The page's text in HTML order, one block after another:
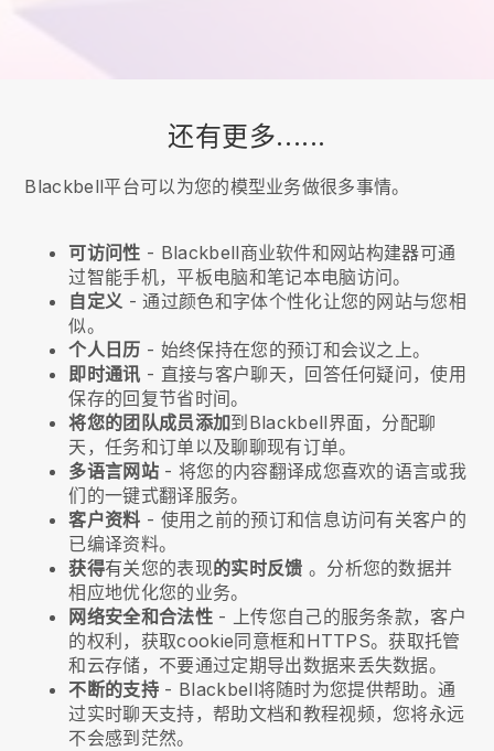
还有更多......
Blackbell平台可以为您的模型业务做很多事情。
可访问性 - Blackbell商业软件和网站构建器可通
过智能手机，平板电脑和笔记本电脑访问。
自定义 - 通过颜色和字体个性化让您的网站与您相
似。
个人日历 - 始终保持在您的预订和会议之上。
即时通讯 - 直接与客户聊天，回答任何疑问，使用
保存的回复节省时间。
将您的团队成员添加到 Blackbell界面，分配聊
天，任务和订单以及聊聊现有订单。
多语言网站 - 将您的内容翻译成您喜欢的语言或我
们的一键式翻译服务。
客户资料 - 使用之前的预订和信息访问有关客户的
已编译资料。
获得有关您的表现的实时反馈 。分析您的数据并
相应地优化您的业务。
网络安全和合法性- 上传您自己的服务条款，客户
的权利，获取cookie同意框和HTTPS。获取托管
和云存储，不要通过定期导出数据来丢失数据。
不断的支持 - Blackbell将随时为您提供帮助。通
过实时聊天支持，帮助文档和教程视频，您将永远
不会感到茫然。